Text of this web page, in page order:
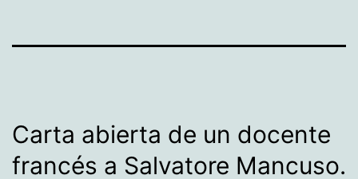
Carta abierta de un docente
francés a Salvatore Mancuso.